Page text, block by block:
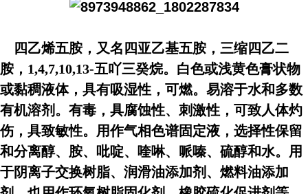
四乙烯五胺，又名四亚乙基五胺，三缩四乙二
胺，1,4,7,10,13-五吖三癸烷。白色或浅黄色膏状物
或黏稠液体，具有吸湿性，可燃。易溶于水和多数
有机溶剂。有毒，具腐蚀性、刺激性，可致人体灼
伤，具致敏性。用作气相色谱固定液，选择性保留
和分离醇、胺、吡啶、喹啉、哌嗪、硫醇和水。用
于阴离子交换树脂、润滑油添加剂、燃料油添加